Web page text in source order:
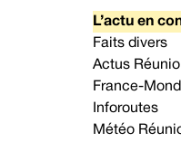
L’actu en
Faits divers
Actus
France-
Inforoutes
Météo